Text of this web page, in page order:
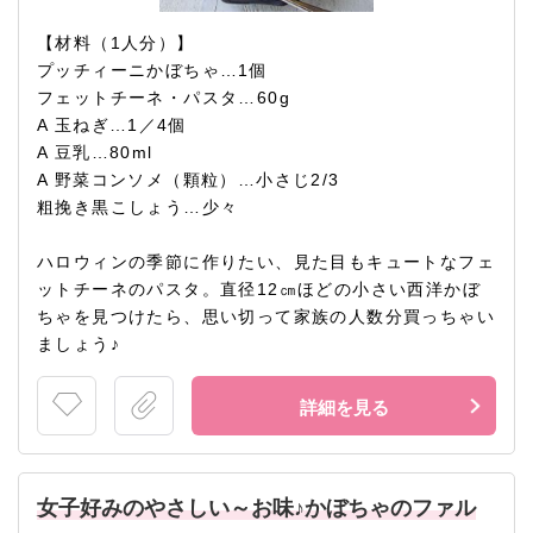
【材料（1人分）】
プッチィーニかぼちゃ…1個
フェットチーネ・パスタ…60g
A 玉ねぎ…1／4個
A 豆乳…80ml
A 野菜コンソメ（顆粒）…小さじ2/3
粗挽き黒こしょう…少々
ハロウィンの季節に作りたい、見た目もキュートなフェ
ットチーネのパスタ。直径12㎝ほどの小さい西洋かぼ
ちゃを見つけたら、思い切って家族の人数分買っちゃい
ましょう♪
詳細を見る
女子好みのやさしい～お味♪かぼちゃのファル